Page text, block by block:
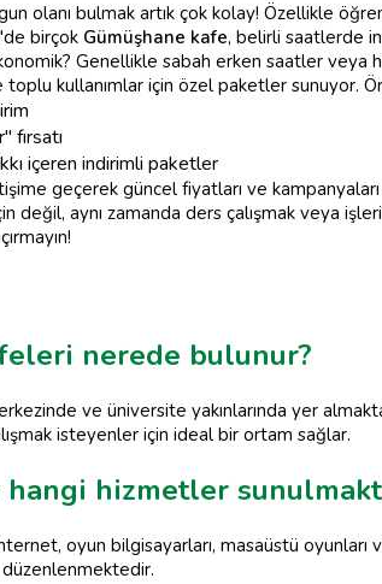
olanı bulmak artık çok kolay! Özellikle
birçok Gümüşhane kafe, belirli saatlerde
Genellikle sabah erken saatler veya
toplu kullanımlar için özel paketler sunuyor.
fırsatı
içeren indirimli paketler
geçerek güncel fiyatları ve
değil, aynı zamanda ders çalışmak veya
nerede bulunur?
ve üniversite yakınlarında yer
isteyenler için ideal bir ortam sağlar.
hizmetler
oyun bilgisayarları, masaüstü